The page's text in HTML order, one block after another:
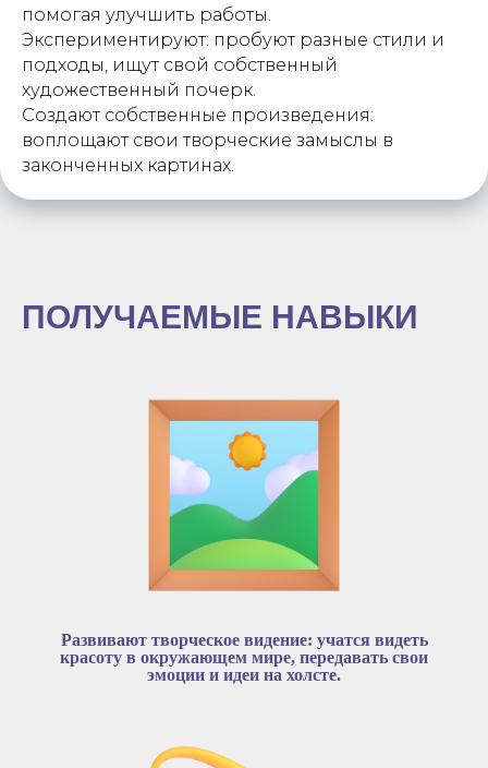
помогая улучшить работы.
Экспериментируют: пробуют разные стили и
подходы, ищут свой собственный
художественный почерк.
Создают собственные произведения:
воплощают свои творческие замыслы в
законченных картинах.
ПОЛУЧАЕМЫЕ НАВЫКИ
Развивают творческое видение: учатся видеть
красоту в окружающем мире, передавать свои
эмоции и идеи на холсте.